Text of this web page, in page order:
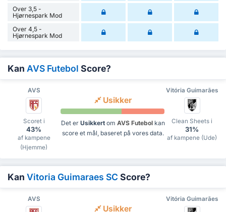
Over 3,5 -
Hjørnespark Mod
Over 4,5 -
Hjørnespark Mod
Kan AVS Futebol Score?
AVS Vitória Guimarães
Scoret i
43%
af kampene
(Hjemme)
Usikker
Det er Usikkert om AVS Futebol kan
score et mål, baseret på vores data.
Clean Sheets i
31%
af kampene (Ude)
Kan Vitoria Guimaraes SC Score?
AVS Vitória Guimarães
Usikker